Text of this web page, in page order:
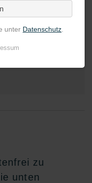
zu
unten
unter Datenschutz